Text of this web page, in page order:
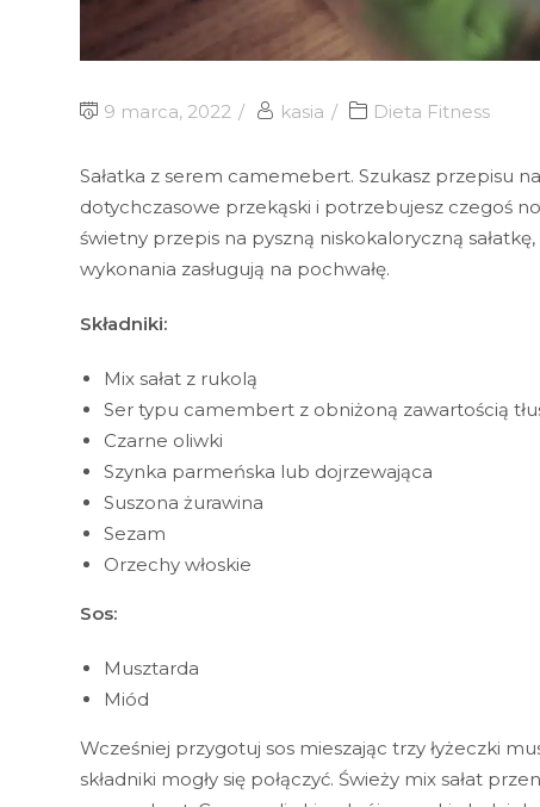
9 marca, 2022 kasia Dieta Fitness
Sałatka z serem camemebert. Szukasz przepisu
dotychczasowe przekąski i potrzebujesz czegoś
świetny przepis na pyszną niskokaloryczną
wykonania zasługują na pochwałę.
Składniki:
Mix sałat z rukolą
Ser typu camembert z obniżoną zawartością
Czarne oliwki
Szynka parmeńska lub dojrzewająca
Suszona żurawina
Sezam
Orzechy włoskie
Sos:
Musztarda
Miód
Wcześniej przygotuj sos mieszając trzy łyżeczki
składniki mogły się połączyć. Świeży mix sałat